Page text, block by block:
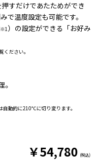
すだけであたためができ
で温度設定も可能です。
※1）の設定ができる 「お好み
ださい。
動的に210℃に切り変ります。
￥54,780 (税込)